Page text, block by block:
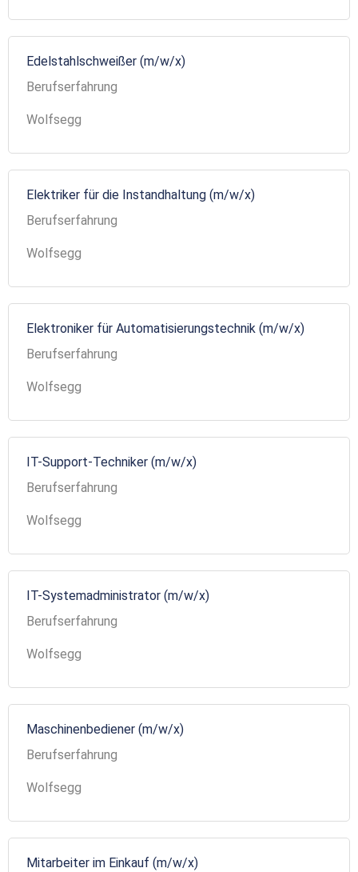
Edelstahlschweißer (m/w/x)
Berufserfahrung
Wolfsegg
Elektriker für die Instandhaltung (m/w/x)
Berufserfahrung
Wolfsegg
Elektroniker für Automatisierungstechnik (m/w/x)
Berufserfahrung
Wolfsegg
IT-Support-Techniker (m/w/x)
Berufserfahrung
Wolfsegg
IT-Systemadministrator (m/w/x)
Berufserfahrung
Wolfsegg
Maschinenbediener (m/w/x)
Berufserfahrung
Wolfsegg
Mitarbeiter im Einkauf (m/w/x)